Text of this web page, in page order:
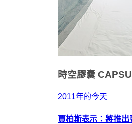
時空膠囊
2011年的今天
賈柏斯表示：將推出